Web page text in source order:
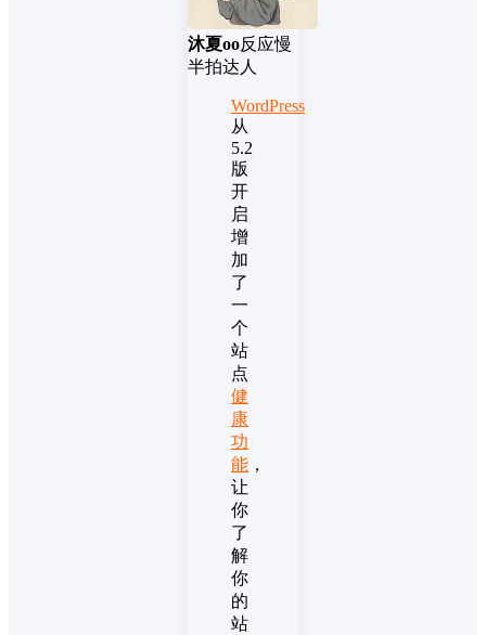
沐夏oo反应慢
半拍达人
WordPress
从
5.2
版
开
启
增
加
了
一
个
站
点
健
康
功
能 ，
让
你
了
解
你
的
站